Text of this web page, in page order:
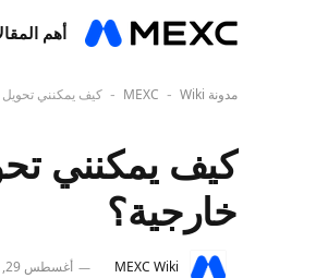
أهم
مدونة MEXC - Wiki
- كيف يمكنني
كيف يمكنني
خارجية؟
MEXC Wiki أغسطس 29, 2025